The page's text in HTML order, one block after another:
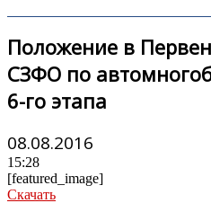
Положение в
СЗФО по
6-го этапа
08.08.2016
15:28
[featured_image]
Скачать